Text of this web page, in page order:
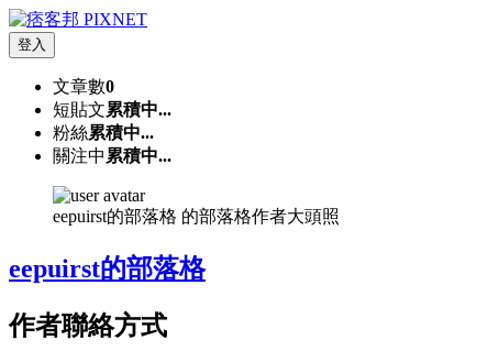
登入
文章數0
短貼文累積中...
粉絲累積中...
關注中 累積中...
eepuirst的部落格 的部落格作者大頭照
eepuirst的部落格
作者聯絡方式